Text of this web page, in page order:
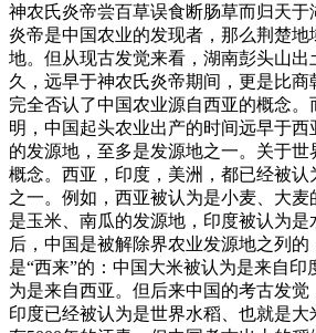
神农氏炎帝尝百草误食断肠草而归天于
炎帝是中国农业的发现者，那么荆楚
地。但从现古发觉来看，湖南彭头山出
久，远早于神农氏炎帝期间，更是比商
完全否认了中国农业源自西亚的概念。
明，中国起头农业出产的时间远早于
的发源地，至多是发源地之一。关于
概念。西亚，印度，美洲，都已经被
之一。例如，西亚被认为是小麦、大
是玉米、南瓜的发源地，印度被认为
后，中国是被解除界农业发源地之列的
是“西来”的：中国大米被认为是来自印
为是来自西亚。但后来中国的考古发觉
印度已经被认为是世界水稻、也就是